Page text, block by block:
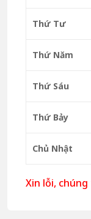
Thứ Tư
Thứ Năm
Thứ Sáu
Thứ Bảy
Chủ Nhật
Xin lỗi,